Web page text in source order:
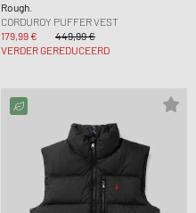
Rough.
CORDUROY PUFFER VEST
179,99 €
449,99 €
VERDER GEREDUCEERD